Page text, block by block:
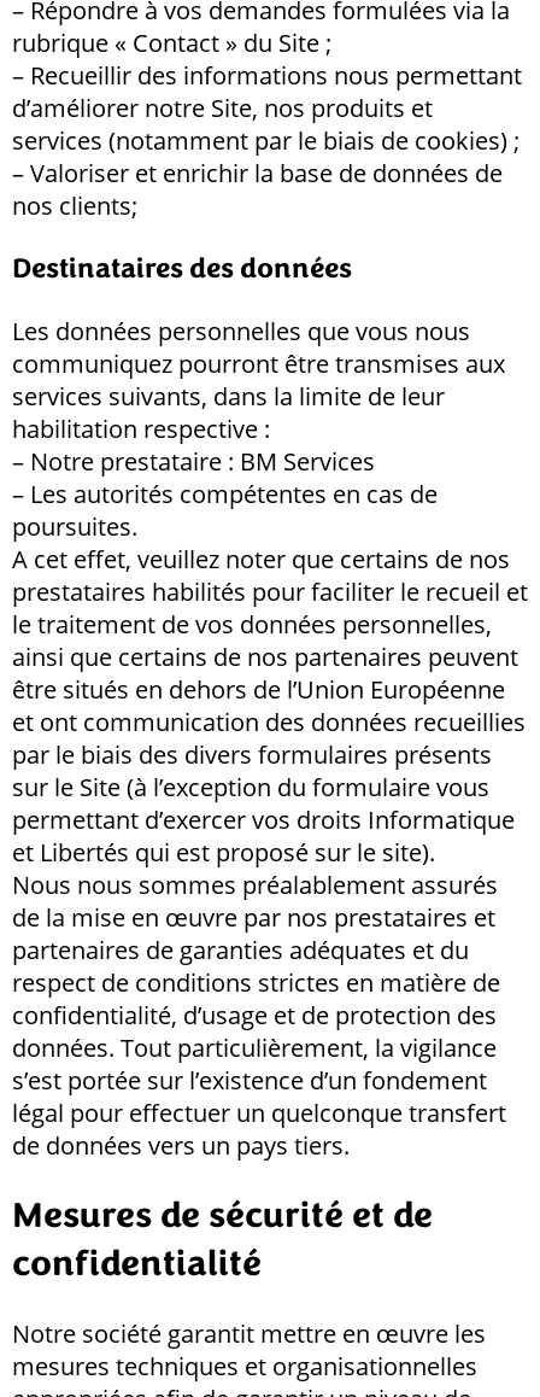
– Répondre à vos demandes formulées via la
rubrique « Contact » du Site ;
– Recueillir des informations nous permettant
d’améliorer notre Site, nos produits et
services (notamment par le biais de cookies) ;
– Valoriser et enrichir la base de données de
nos clients;
Destinataires des données
Les données personnelles que vous nous
communiquez pourront être transmises aux
services suivants, dans la limite de leur
habilitation respective :
– Notre prestataire : BM Services
– Les autorités compétentes en cas de
poursuites.
A cet effet, veuillez noter que certains de nos
prestataires habilités pour faciliter le recueil et
le traitement de vos données personnelles,
ainsi que certains de nos partenaires peuvent
être situés en dehors de l’Union Européenne
et ont communication des données recueillies
par le biais des divers formulaires présents
sur le Site (à l’exception du formulaire vous
permettant d’exercer vos droits Informatique
et Libertés qui est proposé sur le site).
Nous nous sommes préalablement assurés
de la mise en œuvre par nos prestataires et
partenaires de garanties adéquates et du
respect de conditions strictes en matière de
confidentialité, d’usage et de protection des
données. Tout particulièrement, la vigilance
s’est portée sur l’existence d’un fondement
légal pour effectuer un quelconque transfert
de données vers un pays tiers.
Mesures de sécurité et de
confidentialité
Notre société garantit mettre en œuvre les
mesures techniques et organisationnelles